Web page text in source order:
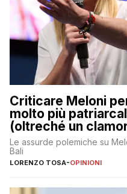
Criticare Meloni
molto più
(oltreché un
Le assurde polemiche su
Bali
LORENZO TOSA-OPINIONI